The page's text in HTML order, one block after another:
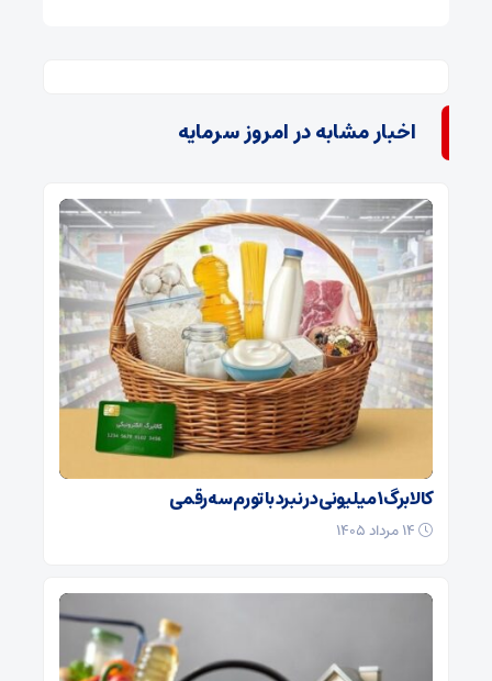
اخبار مشابه در امروز سرمایه
کالابرگ ۱ میلیونی در نبرد با تورم سه‌رقمی